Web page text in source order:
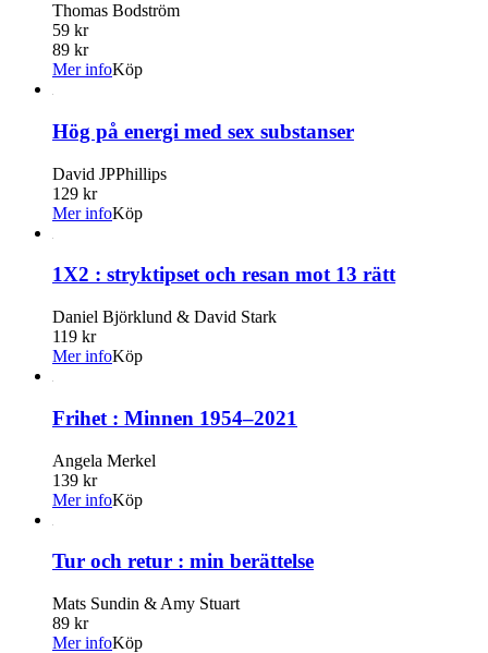
Thomas Bodström
59 kr
89 kr
Mer infoKöp
Hög på energi med sex substanser
David JPPhillips
129 kr
Mer infoKöp
1X2 : stryktipset och resan mot 13 rätt
Daniel Björklund & David Stark
119 kr
Mer infoKöp
Frihet : Minnen 1954–2021
Angela Merkel
139 kr
Mer infoKöp
Tur och retur : min berättelse
Mats Sundin & Amy Stuart
89 kr
Mer infoKöp